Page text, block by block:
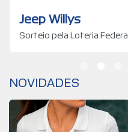
Jeep Willys
Sorteio pela Loteria
NOVIDADES